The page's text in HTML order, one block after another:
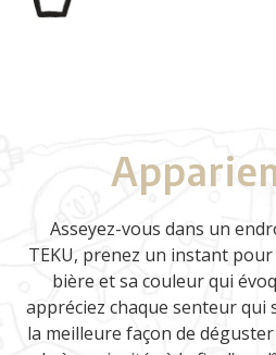
Asseyez-vous dans un
TEKU, prenez un instant
bière et sa couleur qui
appréciez chaque senteur qui
la meilleure façon de